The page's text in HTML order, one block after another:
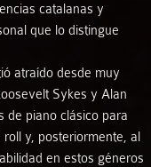
catalanas y
que lo distingue
atraído desde muy
Sykes y Alan
de piano clásico para
y, posteriormente, al
en estos géneros